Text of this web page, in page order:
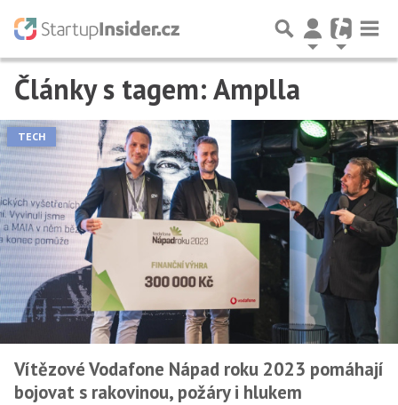
Články s tagem: Amplla
TECH
Vítězové Vodafone Nápad roku 2023 pomáhají
bojovat s rakovinou, požáry i hlukem